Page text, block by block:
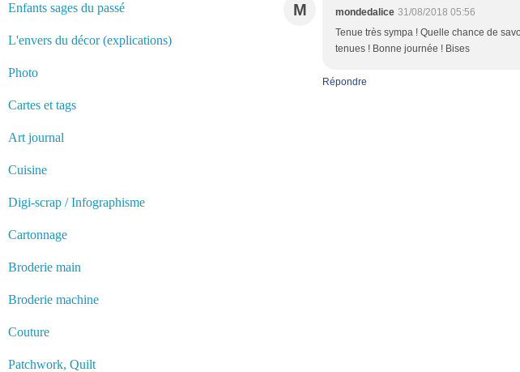
Enfants sages du passé
L'envers du décor (explications)
Photo
Cartes et tags
Art journal
Cuisine
Digi-scrap / Infographisme
Cartonnage
Broderie main
Broderie machine
Couture
Patchwork, Quilt
M mondedalice 31/08/2018 05:56
Tenue très sympa ! Quelle chance de
tenues ! Bonne journée ! Bises
Répondre